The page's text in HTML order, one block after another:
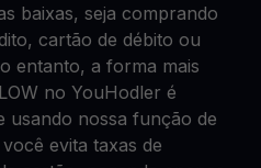
baixas, seja comprando
cartão de débito ou
entanto, a forma mais
no YouHodler é
usando nossa função de
evita taxas de